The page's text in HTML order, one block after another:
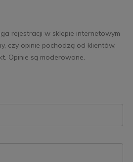
rejestracji w sklepie internetowym
czy opinie pochodzą od klientów,
Opinie są moderowane.